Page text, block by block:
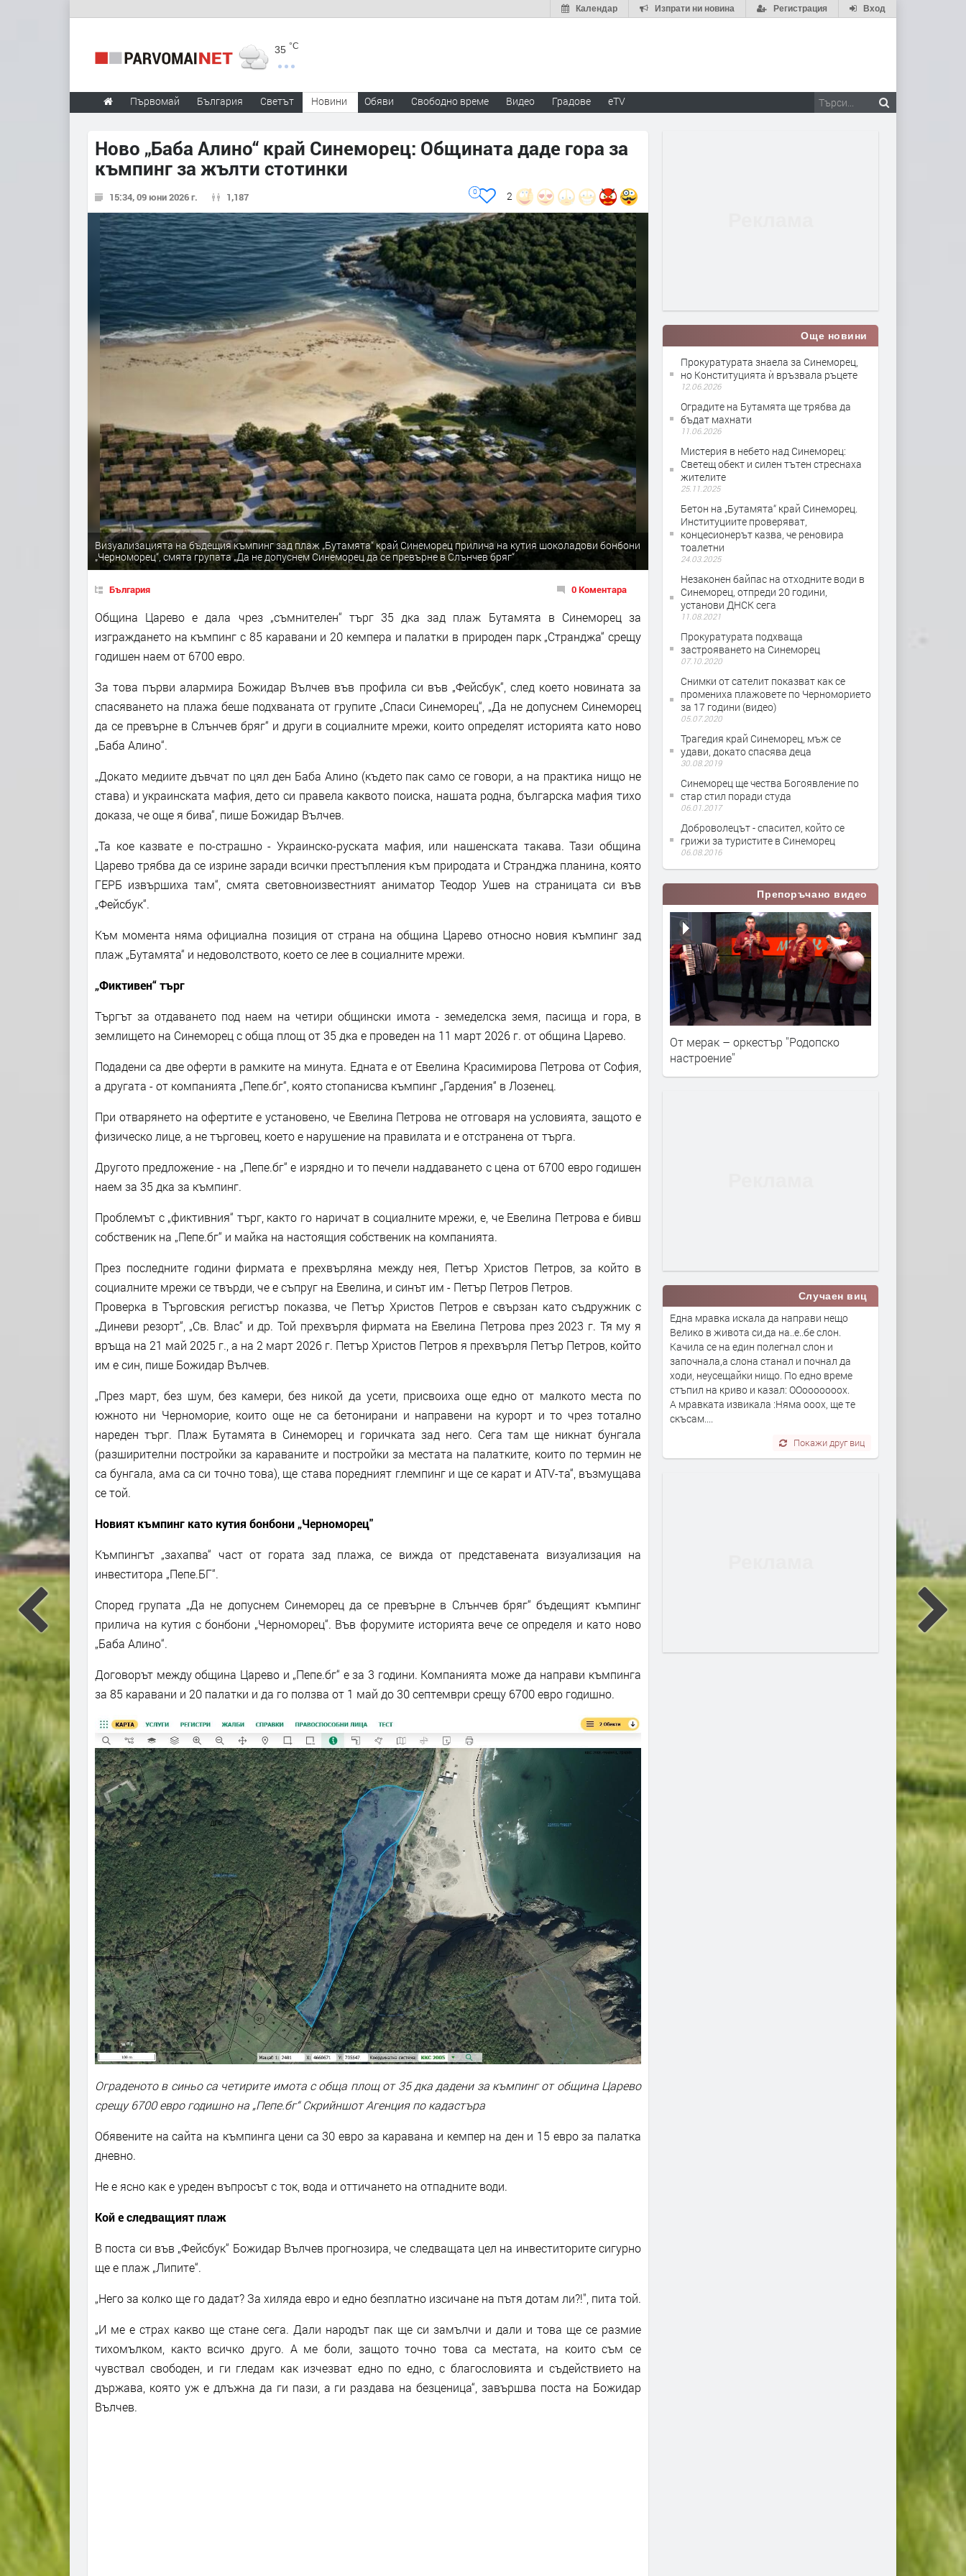
Вход
Регистрация
Изпрати ни новина
Календар
35 °C
Първомай България Светът Новини Обяви Свободно време Видео Градове eTV
Ново „Баба Алино“ край Синеморец: Общината даде гора за
къмпинг за жълти стотинки
15:34, 09 юни 2026 г. 1,187 2
0
Визуализацията на бъдещия къмпинг зад плаж „Бутамята“ край Синеморец прилича на кутия шоколадови бонбони
„Черноморец“, смята групата „Да не допуснем Синеморец да се превърне в Слънчев бряг“
България 0 Коментара
Община Царево е дала чрез „съмнителен“ търг 35 дка зад плаж Бутамята в Синеморец за
изграждането на къмпинг с 85 каравани и 20 кемпера и палатки в природен парк „Странджа“ срещу
годишен наем от 6700 евро.
За това първи алармира Божидар Вълчев във профила си във „Фейсбук“, след което новината за
спасяването на плажа беше подхваната от групите „Спаси Синеморец“, „Да не допуснем Синеморец
да се превърне в Слънчев бряг“ и други в социалните мрежи, които определят историята като ново
„Баба Алино“.
„Докато медиите дъвчат по цял ден Баба Алино (където пак само се говори, а на практика нищо не
става) и украинската мафия, дето си правела каквото поиска, нашата родна, българска мафия тихо
доказа, че още я бива“, пише Божидар Вълчев.
„Та кое казвате е по-страшно - Украинско-руската мафия, или нашенската такава. Тази община
Царево трябва да се изрине заради всички престъпления към природата и Странджа планина, която
ГЕРБ извършиха там“, смята световноизвестният аниматор Теодор Ушев на страницата си във
„Фейсбук“.
Към момента няма официална позиция от страна на община Царево относно новия къмпинг зад
плаж „Бутамята“ и недоволството, което се лее в социалните мрежи.
„Фиктивен“ търг
Търгът за отдаването под наем на четири общински имота - земеделска земя, пасища и гора, в
землището на Синеморец с обща площ от 35 дка е проведен на 11 март 2026 г. от община Царево.
Подадени са две оферти в рамките на минута. Едната е от Евелина Красимирова Петрова от София,
а другата - от компанията „Пепе.бг“, която стопанисва къмпинг „Гардения“ в Лозенец.
При отварянето на офертите е установено, че Евелина Петрова не отговаря на условията, защото е
физическо лице, а не търговец, което е нарушение на правилата и е отстранена от търга.
Другото предложение - на „Пепе.бг“ е изрядно и то печели наддаването с цена от 6700 евро годишен
наем за 35 дка за къмпинг.
Проблемът с „фиктивния“ търг, както го наричат в социалните мрежи, е, че Евелина Петрова е бивш
собственик на „Пепе.бг“ и майка на настоящия собственик на компанията.
През последните години фирмата е прехвърляна между нея, Петър Христов Петров, за който в
социалните мрежи се твърди, че е съпруг на Евелина, и синът им - Петър Петров Петров.
Проверка в Търговския регистър показва, че Петър Христов Петров е свързан като съдружник с
„Диневи резорт“, „Св. Влас“ и др. Той прехвърля фирмата на Евелина Петрова през 2023 г. Тя му я
връща на 21 май 2025 г., а на 2 март 2026 г. Петър Христов Петров я прехвърля Петър Петров, който
им е син, пише Божидар Вълчев.
„През март, без шум, без камери, без никой да усети, присвоиха още едно от малкото места по
южното ни Черноморие, които още не са бетонирани и направени на курорт и то чрез тотално
нареден търг. Плаж Бутамята в Синеморец и горичката зад него. Сега там ще никнат бунгала
(разширителни постройки за караваните и постройки за местата на палатките, които по термин не
са бунгала, ама са си точно това), ще става поредният глемпинг и ще се карат и ATV-та“, възмущава
се той.
Новият къмпинг като кутия бонбони „Черноморец"
Къмпингът „захапва“ част от гората зад плажа, се вижда от представената визуализация на
инвеститора „Пепе.БГ“.
Според групата „Да не допуснем Синеморец да се превърне в Слънчев бряг“ бъдещият къмпинг
прилича на кутия с бонбони „Черноморец“. Във форумите историята вече се определя и като ново
„Баба Алино“.
Договорът между община Царево и „Пепе.бг“ е за 3 години. Компанията може да направи къмпинга
за 85 каравани и 20 палатки и да го ползва от 1 май до 30 септември срещу 6700 евро годишно.
Ограденото в синьо са четирите имота с обща площ от 35 дка дадени за къмпинг от община Царево
срещу 6700 евро годишно на „Пепе.бг“ Скрийншот Агенция по кадастъра
Обявените на сайта на къмпинга цени са 30 евро за каравана и кемпер на ден и 15 евро за палатка
дневно.
Не е ясно как е уреден въпросът с ток, вода и оттичането на отпадните води.
Кой е следващият плаж
В поста си във „Фейсбук“ Божидар Вълчев прогнозира, че следващата цел на инвеститорите сигурно
ще е плаж „Липите“.
„Него за колко ще го дадат? За хиляда евро и едно безплатно изсичане на пътя дотам ли?!", пита той.
„И ме е страх какво ще стане сега. Дали народът пак ще си замълчи и дали и това ще се размие
тихомълком, както всичко друго. А ме боли, защото точно това са местата, на които съм се
чувствал свободен, и ги гледам как изчезват едно по едно, с благословията и съдействието на
държава, която уж е длъжна да ги пази, а ги раздава на безценица“, завършва поста на Божидар
Вълчев.
Още новини
Прокуратурата знаела за Синеморец,
но Конституцията ѝ връзвала ръцете
12.06.2026
Оградите на Бутамята ще трябва да
бъдат махнати
11.06.2026
Мистерия в небето над Синеморец:
Светещ обект и силен тътен стреснаха
жителите
25.11.2025
Бетон на „Бутамята“ край Синеморец.
Институциите проверяват,
концесионерът казва, че реновира
тоалетни
24.03.2025
Незаконен байпас на отходните води в
Синеморец, отпреди 20 години,
установи ДНСК сега
11.08.2021
Прокуратурата подхваща
застрояването на Синеморец
07.10.2020
Снимки от сателит показват как се
промениха плажовете по Черноморието
за 17 години (видео)
05.07.2020
Трагедия край Синеморец, мъж се
удави, докато спасява деца
30.08.2019
Синеморец ще чества Богоявление по
стар стил поради студа
06.01.2017
Доброволецът - спасител, който се
грижи за туристите в Синеморец
06.08.2016
Препоръчано видео
От мерак – оркестър ''Родопско
настроение''
Случаен виц
Една мравка искала да направи нещо
Велико в живота си,да на..е..бе слон.
Качила се на един полегнал слон и
започнала,а слона станал и почнал да
ходи, неусещайки нищо. По едно време
стъпил на криво и казал: ООооооооох.
А мравката извикала :Няма ооох, ще те
скъсам....
Покажи друг виц